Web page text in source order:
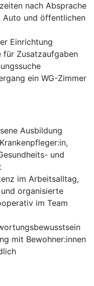
nach Absprache
Auto und öffentlichen
Einrichtung
für Zusatzaufgaben
ein WG-Zimmer
Ausbildung
und
im Arbeitsalltag,
organisierte
im Team
mit Bewohner:innen